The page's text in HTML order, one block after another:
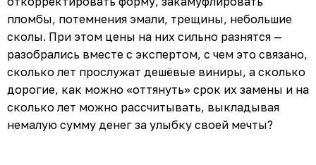
пломбы, потемнения эмали, трещины, небольшие
сколы. При этом цены на них сильно разнятся —
разобрались вместе с экспертом, с чем это связано,
сколько лет прослужат дешёвые виниры, а сколько
дорогие, как можно «оттянуть» срок их замены и на
сколько лет можно рассчитывать, выкладывая
немалую сумму денег за улыбку своей мечты?